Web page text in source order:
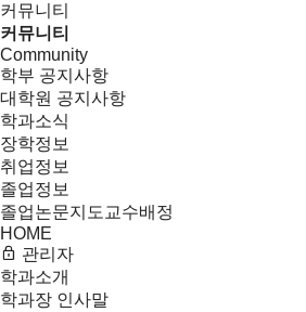
커뮤니티
커뮤니티
Community
학부 공지사항
대학원 공지사항
학과소식
장학정보
취업정보
졸업정보
졸업논문지도교수배정
HOME
관리자
학과소개
학과장 인사말